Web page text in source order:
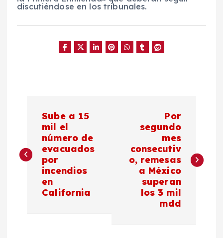
discutiéndose en los tribunales.
v
Sube a 15
mil el
número de
evacuados
por
incendios
en
California
Por
segundo
mes
consecutiv
o, remesas
a México
superan
los 3 mil
mdd